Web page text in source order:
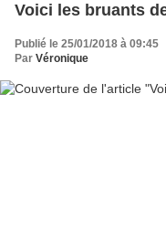
Voici les bruants
Publié le 25/01/2018 à 09:45
Par Véronique